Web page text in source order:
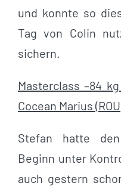
und konnte so
Tag von Colin
sichern.
Masterclass –84 kg
Cocean Marius
Stefan hatte
Beginn unter
auch gestern